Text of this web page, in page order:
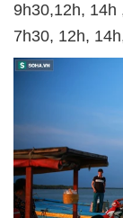
9h30,12h, 14h
7h30, 12h,